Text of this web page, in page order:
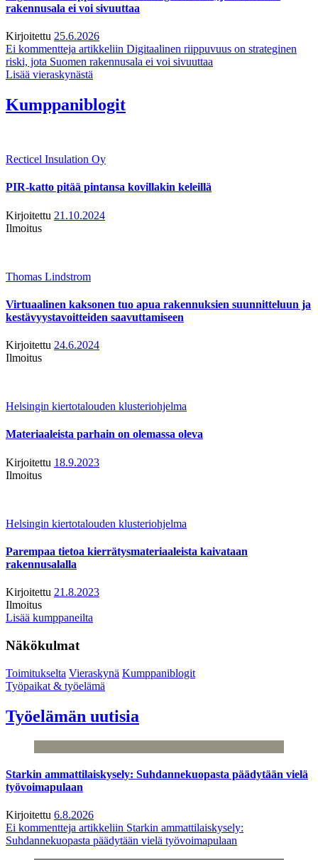
rakennusala ei voi sivuuttaa
Kirjoitettu 25.6.2026
Ei kommentteja artikkeliin Digitaalinen riippuvuus on strateginen
riski, jota Suomen rakennusala ei voi sivuuttaa
Lisää vieraskynästä
Kumppaniblogit
Recticel Insulation Oy
PIR-katto pitää pintansa kovillakin keleillä
Kirjoitettu 21.10.2024
Ilmoitus
Thomas Lindstrom
Virtuaalinen kaksonen tuo apua rakennuksien suunnitteluun ja
kestävyystavoitteiden saavuttamiseen
Kirjoitettu 24.6.2024
Ilmoitus
Helsingin kiertotalouden klusteriohjelma
Materiaaleista parhain on olemassa oleva
Kirjoitettu 18.9.2023
Ilmoitus
Helsingin kiertotalouden klusteriohjelma
Parempaa tietoa kierrätysmateriaaleista kaivataan
rakennusalalla
Kirjoitettu 21.8.2023
Ilmoitus
Lisää kumppaneilta
Näkökulmat
Toimitukselta Vieraskynä Kumppaniblogit
Työpaikat & työelämä
Työelämän uutisia
Starkin ammattilaiskysely: Suhdannekuopasta päädytään vielä
työvoimapulaan
Kirjoitettu 6.8.2026
Ei kommentteja artikkeliin Starkin ammattilaiskysely:
Suhdannekuopasta päädytään vielä työvoimapulaan